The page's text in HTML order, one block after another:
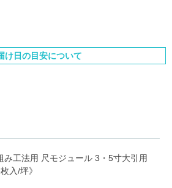
け日の目安について
み工法用 尺モジュール 3・5寸大引用
入/坪》